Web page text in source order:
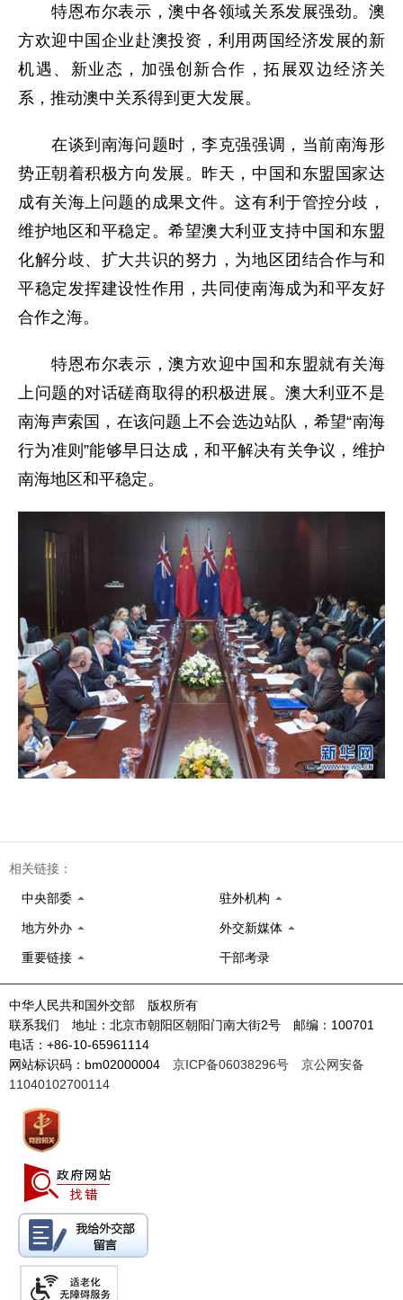
特恩布尔表示，澳中各领域关系发展强劲。澳
方欢迎中国企业赴澳投资，利用两国经济发展的新
机遇、新业态，加强创新合作，拓展双边经济关
系，推动澳中关系得到更大发展。
在谈到南海问题时，李克强强调，当前南海形
势正朝着积极方向发展。昨天，中国和东盟国家达
成有关海上问题的成果文件。这有利于管控分歧，
维护地区和平稳定。希望澳大利亚支持中国和东盟
化解分歧、扩大共识的努力，为地区团结合作与和
平稳定发挥建设性作用，共同使南海成为和平友好
合作之海。
特恩布尔表示，澳方欢迎中国和东盟就有关海
上问题的对话磋商取得的积极进展。澳大利亚不是
南海声索国，在该问题上不会选边站队，希望“南海
行为准则”能够早日达成，和平解决有关争议，维护
南海地区和平稳定。
相关链接：
中央部委 驻外机构
地方外办 外交新媒体
重要链接 干部考录
中华人民共和国外交部 版权所有
联系我们 地址：北京市朝阳区朝阳门南大街2号 邮编：100701
电话：+86-10-65961114
网站标识码：bm02000004 京ICP备06038296号
京公网安备
11040102700114